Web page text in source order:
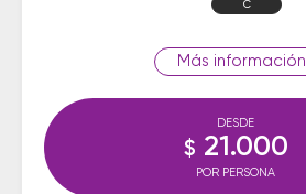
C
información
DESDE
$ 21.000
POR PERSONA